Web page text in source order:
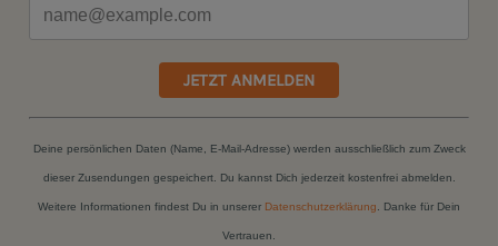
JETZT ANMELDEN
Deine persönlichen Daten (Name, E-Mail-Adresse) werden ausschließlich zum Zweck
dieser Zusendungen gespeichert. Du kannst Dich jederzeit kostenfrei abmelden.
Weitere Informationen findest Du in unserer Datenschutzerklärung . Danke für Dein
Vertrauen.